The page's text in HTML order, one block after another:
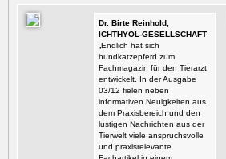
Dr. Birte Reinhold,
ICHTHYOL-GESELLSCHAFT
„Endlich hat sich
hundkatzepferd zum
Fachmagazin für den Tierarzt
entwickelt. In der Ausgabe
03/12 fielen neben
informativen Neuigkeiten aus
dem Praxisbereich und den
lustigen Nachrichten aus der
Tierwelt viele anspruchsvolle
und praxisrelevante